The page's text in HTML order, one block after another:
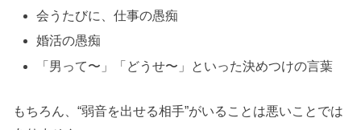
会うたびに、仕事の愚痴
婚活の愚痴
「男って〜」「どうせ〜」といった決めつけの言葉
もちろん、“弱音を出せる相手”がいることは悪いことでは